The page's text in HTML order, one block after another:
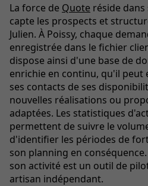
La force de Quote réside
capte les prospects et
Julien. À Poissy, chaque
enregistrée dans le fichier
dispose ainsi d'une base de
enrichie en continu, qu'il
ses contacts de ses
nouvelles réalisations ou
adaptées. Les statistiques
permettent de suivre le
d'identifier les périodes de
son planning en
son activité est un outil de
artisan indépendant.